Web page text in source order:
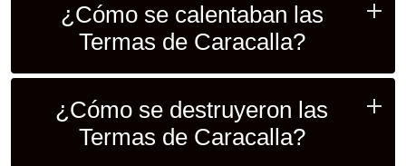
¿Cómo se calentaban las
Termas de Caracalla?
¿Cómo se destruyeron las
Termas de Caracalla?